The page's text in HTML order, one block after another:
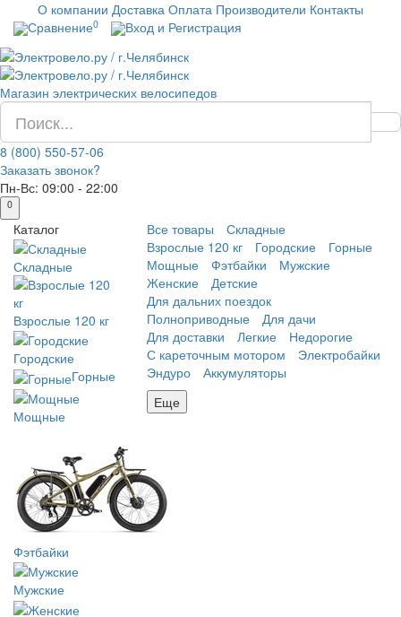
О компании Доставка Оплата Производители Контакты
Сравнение0 Вход и Регистрация
Магазин электрических велосипедов
8 (800) 550-57-06
Заказать звонок?
Пн-Вс: 09:00 - 22:00
0
Каталог
Складные
Взрослые 120 кг
Городские
Горные
Мощные
Фэтбайки
Мужские
Все товары
Складные
Взрослые 120 кг
Городские
Горные
Мощные
Фэтбайки
Мужские
Женские
Детские
Для дальних поездок
Полноприводные
Для дачи
Для доставки
Легкие
Недорогие
С кареточным мотором
Электробайки
Эндуро
Аккумуляторы
Еще